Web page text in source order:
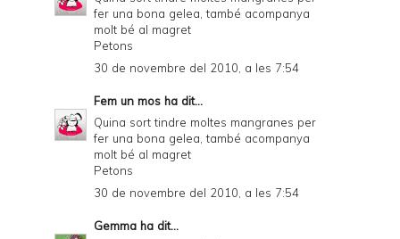
fer una bona gelea, també acompanya
molt bé al magret
Petons
30 de novembre del 2010, a les 7:54
Fem un mos ha dit...
Quina sort tindre moltes mangranes per
fer una bona gelea, també acompanya
molt bé al magret
Petons
30 de novembre del 2010, a les 7:54
Gemma ha dit...